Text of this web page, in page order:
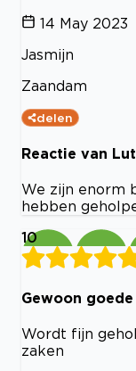
14 May 2023
Jasmijn
Zaandam
delen
Reactie van
We zijn enorm
hebben
10
Gewoon
Wordt fijn
zaken